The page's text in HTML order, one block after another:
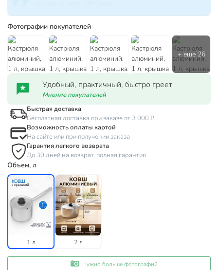
Фотографии покупателей
Удобный, практичный, быстро греет
Мнение покупателей
Быстрая доставка
Бесплатная доставка при заказе от 3 000 ₽
Возможность оплаты картой
На сайте или при получении заказа
Гарантия легкого возврата
До 30 дней на возврат, полная гарантия
Объем, л
1 л 2 л
Нужно больше фотографий